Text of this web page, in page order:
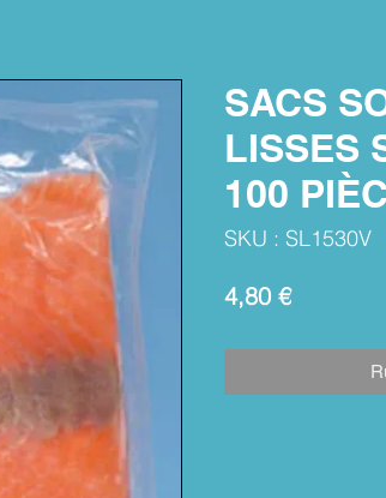
SACS
LISSES
100
SKU : SL1530V
4,80 €Prix